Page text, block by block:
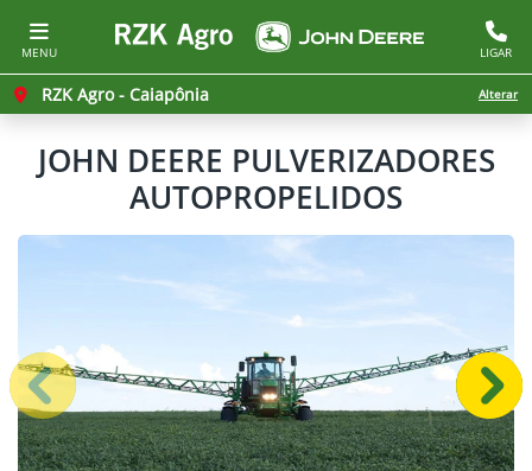
MENU LIGAR
RZK Agro - Caiapônia Alterar
JOHN DEERE PULVERIZADORES
AUTOPROPELIDOS
Anterior